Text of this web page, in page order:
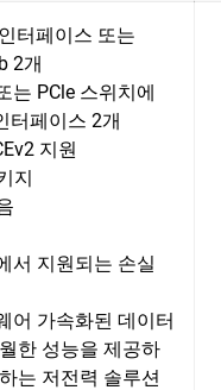
터페이스 또는
2개
는 PCle 스위치에
터페이스 2개
지원
지
서 지원되는 손실
어 가속화된 데이터
한 성능을 제공하
는 저전력 솔루션